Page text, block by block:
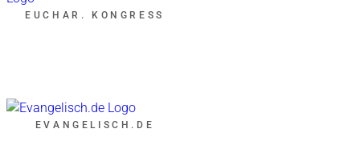
EUCHAR. KONGRESS
EVANGELISCH.DE